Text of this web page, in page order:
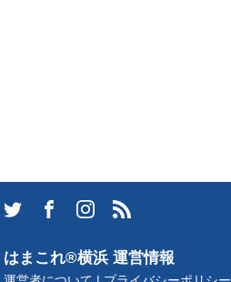
はまこれ®横浜 運営情報